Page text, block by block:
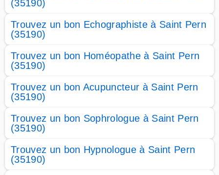
(35190)
Trouvez un bon Echographiste à Saint Pern
(35190)
Trouvez un bon Homéopathe à Saint Pern
(35190)
Trouvez un bon Acupuncteur à Saint Pern
(35190)
Trouvez un bon Sophrologue à Saint Pern
(35190)
Trouvez un bon Hypnologue à Saint Pern
(35190)